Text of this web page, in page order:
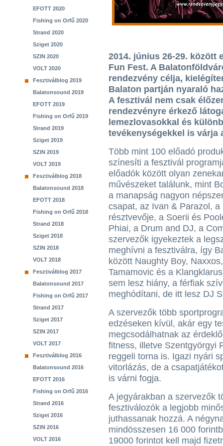
EFOTT 2020
Fishing on Orfű 2020
Strand 2020
Sziget 2020
SZIN 2020
VOLT 2020
Fesztiválblog 2019
Balatonsound 2019
EFOTT 2019
Fishing on Orfű 2019
Strand 2019
Sziget 2019
SZIN 2019
VOLT 2019
Fesztiválblog 2018
Balatonsound 2018
EFOTT 2018
Fishing on Orfű 2018
Strand 2018
Sziget 2018
SZIN 2018
VOLT 2018
Fesztiválblog 2017
Balatonsound 2017
Fishing on Orfű 2017
Strand 2017
Sziget 2017
SZIN 2017
VOLT 2017
Fesztiválblog 2016
Balatonsound 2016
EFOTT 2016
Fishing on Orfű 2016
Strand 2016
Sziget 2016
SZIN 2016
VOLT 2016
2014. június 26-29. között
Fun Fest. A
rendezvény célja,
Balaton partján nyaraló
A fesztivál nem csak
rendezvényre érkező
lemezlovasokkal és
tevékenységekkel is várja
Több mint 100 előadó
színesíti a fesztivál
előadók között olyan
művészeket találunk, mint
a manapság nagyon
csapat, az Ivan & Parazol,
résztvevője, a Soerii és
Phiai, a Drum and DJ, a
szervezők igyekeztek a
meghívni a fesztiválra, így
között Naughty Boy,
Tamamovic és a
sem lesz hiány, a férfiak
meghódítani, de itt lesz DJ
A szervezők több
edzéseken kívül, akár egy
megcsodálhatnak az
fitness, illetve Szentgyörgyi
reggeli torna is. Igazi nyári
vitorlázás, de a
is várni fogja.
A jegyárakban a szervezők
fesztiválozók a legjobb
juthassanak hozzá. A
mindösszesen 16 000
19000 forintot kell majd